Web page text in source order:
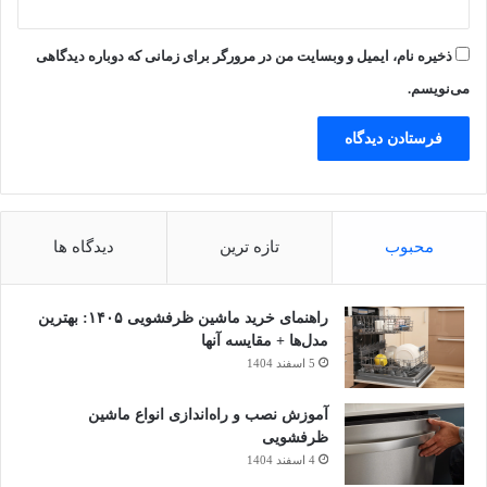
اواپراتور سرد نگه می‌دارد. وقتی یخچال‌تان را بیش‌ازحد پر می‌کنید
هوا نمی‌تواند به‌خوبی داخل یخچال گردش کند و درنتیجه موتور برای
خنک‌کردن مواد غذایی باید سخت‌تر کار کند و گرمای بیشتری تولید
ذخیره نام، ایمیل و وبسایت من در مرورگر برای زمانی که دوباره دیدگاهی
می‌نویسم.
محبوب تازه ترین دیدگاه ها
راهنمای خرید ماشین ظرفشویی ۱۴۰۵: بهترین
مدل‌ها + مقایسه آنها
5 اسفند 1404
آموزش نصب و راه‌اندازی انواع ماشین
ظرفشویی
4 اسفند 1404